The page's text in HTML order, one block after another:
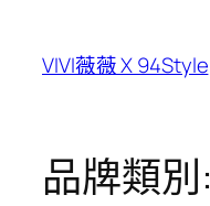
VIVI薇薇 X 94Style
品牌類別: